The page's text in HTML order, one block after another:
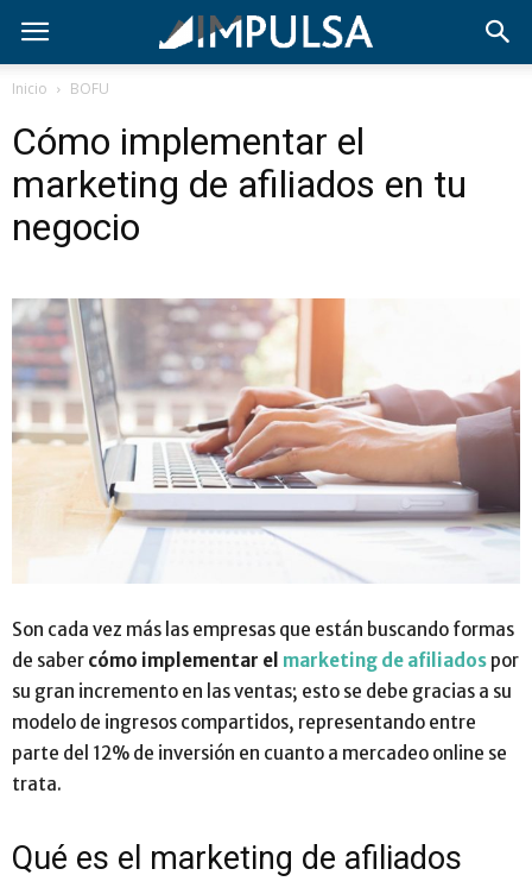
Inicio BOFU
Cómo implementar el
marketing de afiliados en tu
negocio
Son cada vez más las empresas que están buscando formas
de saber cómo implementar el marketing de afiliados por
su gran incremento en las ventas; esto se debe gracias a su
modelo de ingresos compartidos, representando entre
parte del 12% de inversión en cuanto a mercadeo online se
trata.
Qué es el marketing de afiliados